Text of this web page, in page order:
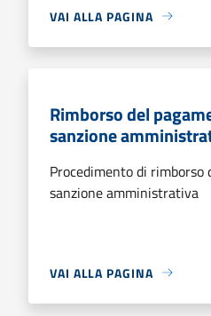
VAI ALLA PAGINA
Rimborso del
sanzione
Procedimento di rimborso
sanzione amministrativa
VAI ALLA PAGINA